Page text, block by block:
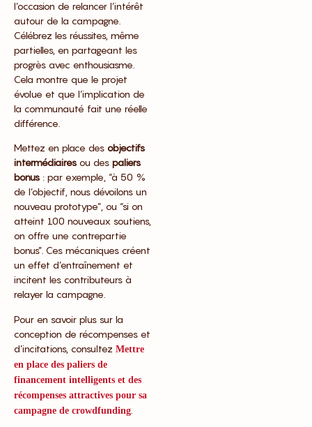
l’occasion de relancer l’intérêt
autour de la campagne.
Célébrez les réussites, même
partielles, en partageant les
progrès avec enthousiasme.
Cela montre que le projet
évolue et que l’implication de
la communauté fait une réelle
différence.
Mettez en place des objectifs
intermédiaires ou des paliers
bonus : par exemple, “à 50 %
de l’objectif, nous dévoilons un
nouveau prototype”, ou “si on
atteint 100 nouveaux soutiens,
on offre une contrepartie
bonus”. Ces mécaniques créent
un effet d’entraînement et
incitent les contributeurs à
relayer la campagne.
Pour en savoir plus sur la
conception de récompenses et
d’incitations, consultez Mettre
en place des paliers de
financement intelligents et des
récompenses attractives pour sa
campagne de crowdfunding